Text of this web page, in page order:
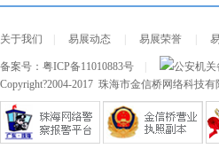
关于我们 易展动态 易展荣誉
备案号： 粤ICP备11010883号 公安机关
Copyright?2004-2017 珠海市金信桥网络科技